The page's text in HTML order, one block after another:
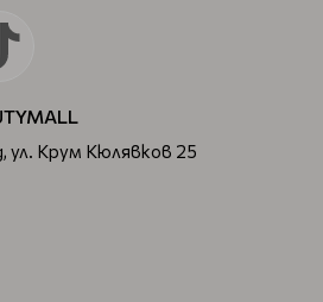
ул. Крум Кюлявков 25